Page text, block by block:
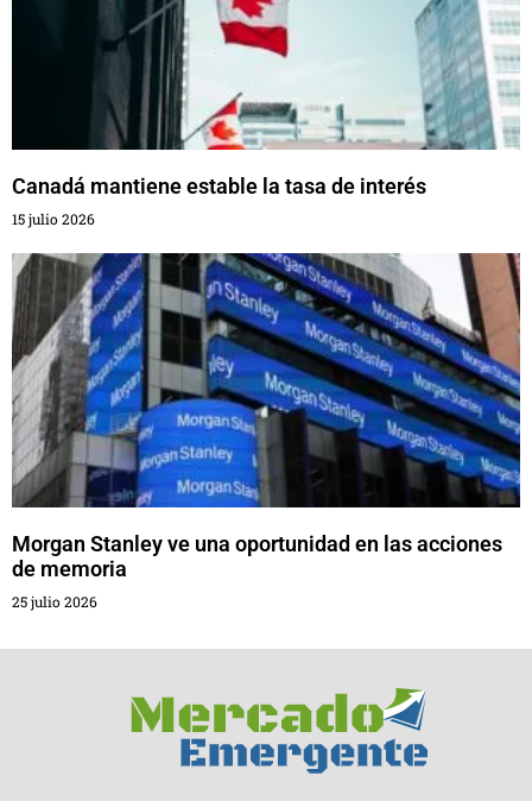
Canadá mantiene estable la tasa de interés
15 julio 2026
Morgan Stanley ve una oportunidad en las acciones
de memoria
25 julio 2026